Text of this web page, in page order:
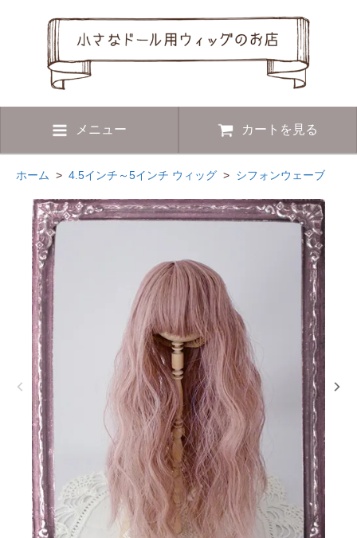
メニュー カートを見る
ホーム > 4.5インチ～5インチ ウィッグ > シフォンウェーブ